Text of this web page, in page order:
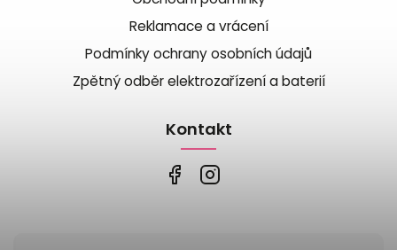
Reklamace a vrácení
Podmínky ochrany osobních údajů
Zpětný odběr elektrozařízení a baterií
Kontakt